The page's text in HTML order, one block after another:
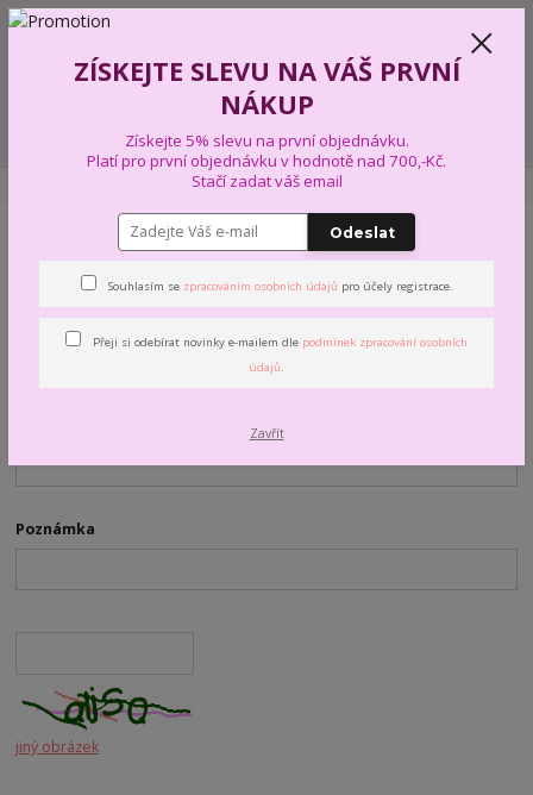
+420 739 574 103
0,00 Kč
PŘIHLÁŠENÍ K NEWSLLETERU
Váš email*
Poznámka
jiný obrázek
ZÍSKEJTE SLEVU NA VÁŠ PRVNÍ
NÁKUP
Získejte 5% slevu na první objednávku.
Platí pro první objednávku v hodnotě nad 700,-Kč.
Stačí zadat váš email
Odeslat
Souhlasím se zpracováním osobních údajů pro účely registrace.
Přeji si odebírat novinky e-mailem dle podmínek zpracování osobních
údajů.
Zavřít